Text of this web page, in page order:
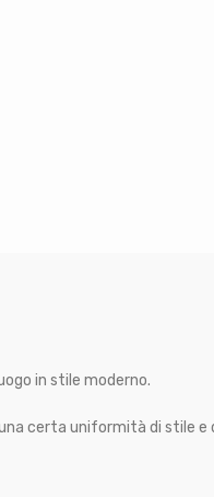
in stile moderno.
certa uniformità di stile e